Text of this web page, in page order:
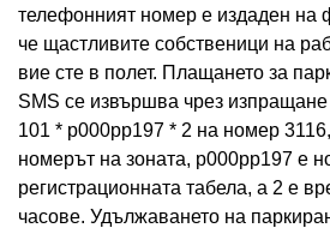
телефонният номер е издаден на
че щастливите собственици на
вие сте в полет. Плащането за
SMS се извършва чрез
101 * p000pp197 * 2 на номер
номерът на зоната, p000pp197 е
регистрационната табела, а 2 е
часове. Удължаването на